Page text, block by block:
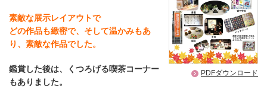
素敵な展示レイアウトで
どの作品も緻密で、そして温かみもあ
り、素敵な作品でした。
鑑賞した後は、くつろげる喫茶コーナー
もありました。
PDFダウンロード